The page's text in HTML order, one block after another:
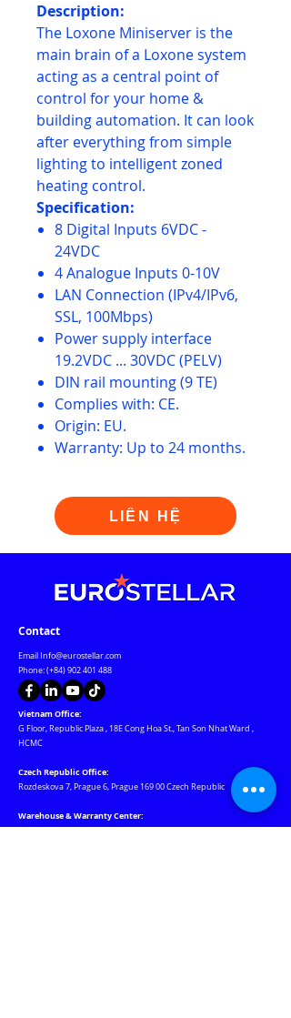
Description:
The Loxone Miniserver is the
main brain of a Loxone system
acting as a central point of
control for your home &
building automation. It can look
after everything from simple
lighting to intelligent zoned
heating control.
Specification:
8 Digital Inputs 6VDC -
24VDC
4 Analogue Inputs 0-10V
LAN Connection (IPv4/IPv6,
SSL, 100Mbps)
Power supply interface
19.2VDC ... 30VDC (PELV)
DIN rail mounting (9 TE)
Complies with: CE.
Origin: EU.
Warranty: Up to 24 months.
LIÊN HỆ
Contact
EmailInfo@eurostellar.com
Phone: (+84)902 401 488
Vietnam Office:
G Floor, Republic Plaza, 18E Cong Hoa St., Tan Son Nhat Ward ,
HCMC
Czech Republic Office:
Rozdeskova 7, Prague 6, Prague 169 00 Czech Republic
Warehouse & Warranty Center:
184 Nguyen Ngoc Nhut St., Phu Tho Hoa Ward, HCMC